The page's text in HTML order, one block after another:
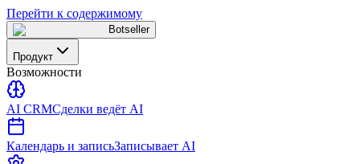
Перейти к содержимому
Botseller
Продукт
Возможности
AI CRMСделки ведёт AI
Календарь и записьЗаписывает AI